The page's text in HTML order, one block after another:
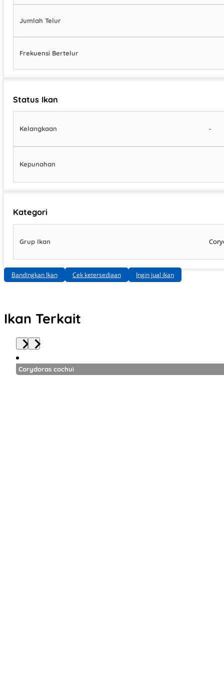
Jumlah Telur
Frekuensi Bertelur
Status Ikan
Kelangkaan -
Kepunahan
Kategori
Grup Ikan
Bandingkan Ikan Cek ketersediaan Ingin jual ikan
Ikan Terkait
Corydoras cochui